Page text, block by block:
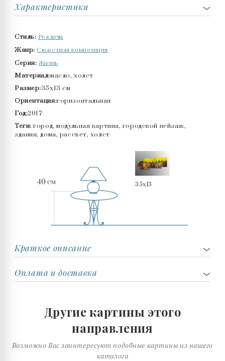
Характеристики
Стиль: Реализм
Жанр: Сюжетная композиция
Серия: Жизнь
Материал:масло, холст
Размер:35x13 см
Ориентация:горизонтальная
Год:2017
Теги: город, модульная картина, городской пейзаж,
здания, дома, рассвет, холст
35x13
Краткое описание
Оплата и доставка
Другие картины этого
направления
Возможно Вас заинтересуют подобные картины из нашего
каталога